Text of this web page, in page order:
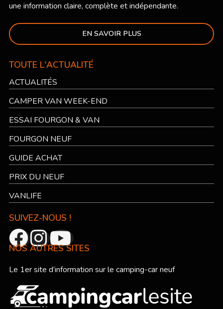
une information claire, complète et indépendante.
EN SAVOIR PLUS
TOUTE L'ACTUALITÉ
ACTUALITÉS
CAMPER VAN WEEK-END
ESSAI FOURGON & VAN
FOURGON NEUF
GUIDE ACHAT
PRIX DU NEUF
VANLIFE
SUIVEZ-NOUS !
NOS AUTRES SITES
Le 1er site d’information sur le camping-car neuf